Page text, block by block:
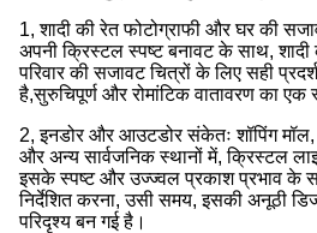
1, शादी की रेत फोटोग्राफी और घर की
अपनी क्रिस्टल स्पष्ट बनावट के साथ, शादी
परिवार की सजावट चित्रों के लिए सही
है,सुरुचिपूर्ण और रोमांटिक वातावरण का एक
2, इनडोर और आउटडोर संकेतः शॉपिंग
और अन्य सार्वजनिक स्थानों में, क्रिस्टल
इसके स्पष्ट और उज्ज्वल प्रकाश प्रभाव के
निर्देशित करना, उसी समय, इसकी अनूठी
परिदृश्य बन गई है।